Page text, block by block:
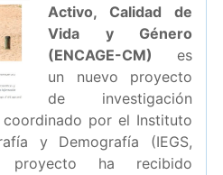
Activo, Calidad de
Vida y Género
(ENCAGE-CM) es
un nuevo proyecto
de investigación
por el Instituto
y Demografía (IEGS,
proyecto ha recibido